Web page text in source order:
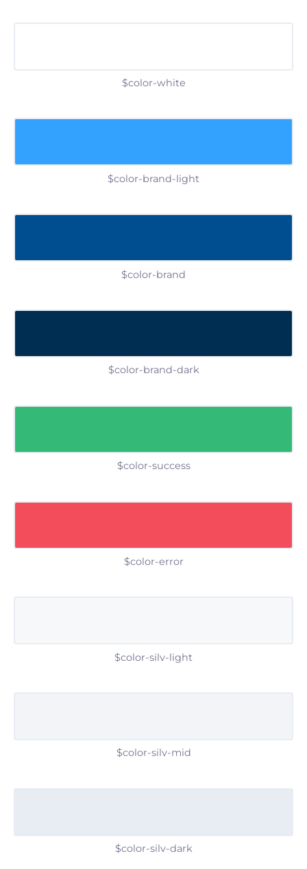
$color-white
$color-brand-light
$color-brand
$color-brand-dark
$color-success
$color-error
$color-silv-light
$color-silv-mid
$color-silv-dark